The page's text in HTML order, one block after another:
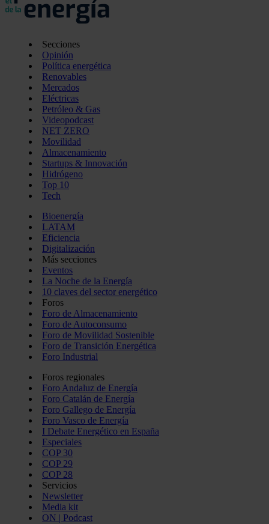
Secciones
Opinión
Política energética
Renovables
Mercados
Eléctricas
Petróleo & Gas
Videopodcast
NET ZERO
Movilidad
Almacenamiento
Startups & Innovación
Hidrógeno
Top 10
Tech
Bioenergía
LATAM
Eficiencia
Digitalización
Más secciones
Eventos
La Noche de la Energía
10 claves del sector energético
Foros
Foro de Almacenamiento
Foro de Autoconsumo
Foro de Movilidad Sostenible
Foro de Transición Energética
Foro Industrial
Foros regionales
Foro Andaluz de Energía
Foro Catalán de Energía
Foro Gallego de Energía
Foro Vasco de Energía
I Debate Energético en España
Especiales
COP 30
COP 29
COP 28
Servicios
Newsletter
Media kit
ON | Podcast